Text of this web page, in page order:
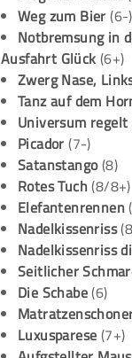
Weg zum Bier (6-)
Notbremsung in
Ausfahrt Glück (6+)
Zwerg Nase,
Tanz auf dem
Universum regelt
Picador (7-)
Satanstango(8)
Rotes Tuch(8/8+)
Elefantenrennen
Nadelkissenriss
Nadelkissenriss
Seitlicher
Die Schabe(6)
Luxusparese (7+)